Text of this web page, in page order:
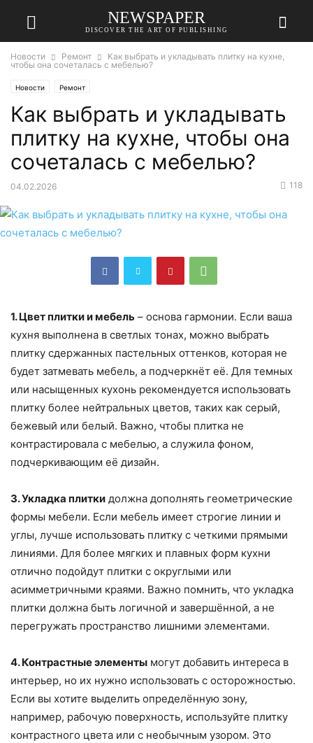
NEWSPAPER
DISCOVER THE ART OF PUBLISHING
Новости Ремонт
Как выбрать и укладывать плитку на кухне,
чтобы она сочеталась с мебелью?
Новости Ремонт
Как выбрать и укладывать
плитку на кухне, чтобы она
сочеталась с мебелью?
04.02.2026 118
1. Цвет плитки и мебель – основа гармонии. Если ваша
кухня выполнена в светлых тонах, можно выбрать
плитку сдержанных пастельных оттенков, которая не
будет затмевать мебель, а подчеркнёт её. Для темных
или насыщенных кухонь рекомендуется использовать
плитку более нейтральных цветов, таких как серый,
бежевый или белый. Важно, чтобы плитка не
контрастировала с мебелью, а служила фоном,
подчеркивающим её дизайн.
3. Укладка плитки должна дополнять геометрические
формы мебели. Если мебель имеет строгие линии и
углы, лучше использовать плитку с четкими прямыми
линиями. Для более мягких и плавных форм кухни
отлично подойдут плитки с округлыми или
асимметричными краями. Важно помнить, что укладка
плитки должна быть логичной и завершённой, а не
перегружать пространство лишними элементами.
4. Контрастные элементы могут добавить интереса в
интерьер, но их нужно использовать с осторожностью.
Если вы хотите выделить определённую зону,
например, рабочую поверхность, используйте плитку
контрастного цвета или с необычным узором. Это